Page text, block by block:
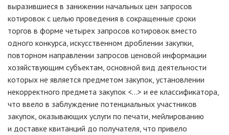
выразившиеся в занижении начальных цен запросов
котировок с целью проведения в сокращенные сроки
торгов в форме четырех запросов котировок вместо
одного конкурса, искусственном дроблении закупки,
повторном направлении запросов ценовой информации
хозяйствующим субъектам, основной вид деятельности
которых не является предметом закупок, установлении
некорректного предмета закупок <...> и ее классификатора,
что ввело в заблуждение потенциальных участников
закупок, оказывающих услуги по печати, мейлированию
и доставке квитанций до получателя, что привело